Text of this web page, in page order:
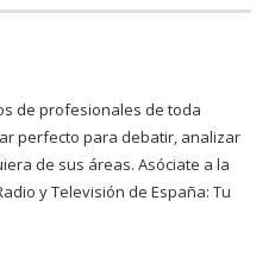
de profesionales de toda
perfecto para debatir, analizar
de sus áreas. Asóciate a la
y Televisión de España: Tu